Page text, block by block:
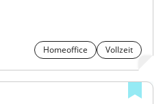
Homeoffice Vollzeit